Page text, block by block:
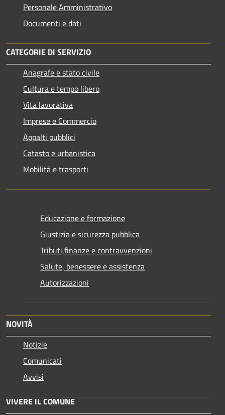
Personale Amministrativo
Documenti e dati
CATEGORIE DI SERVIZIO
Anagrafe e stato civile
Cultura e tempo libero
Vita lavorativa
Imprese e Commercio
Appalti pubblici
Catasto e urbanistica
Mobilità e trasporti
Educazione e formazione
Giustizia e sicurezza pubblica
Tributi,finanze e contravvenzioni
Salute, benessere e assistenza
Autorizzazioni
NOVITÀ
Notizie
Comunicati
Avvisi
VIVERE IL COMUNE